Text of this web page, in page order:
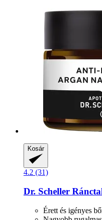
Kosár
4.2 (31)
Dr. Scheller
Érett és igényes